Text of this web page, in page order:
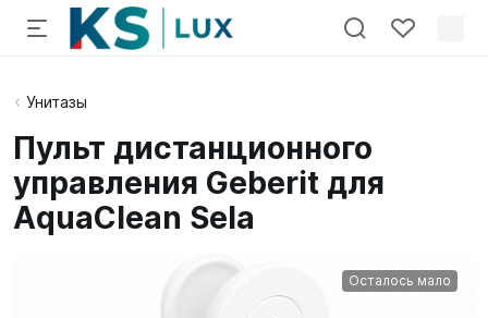
Унитазы
Пульт дистанционного
управления Geberit для
AquaClean Sela
Осталось мало